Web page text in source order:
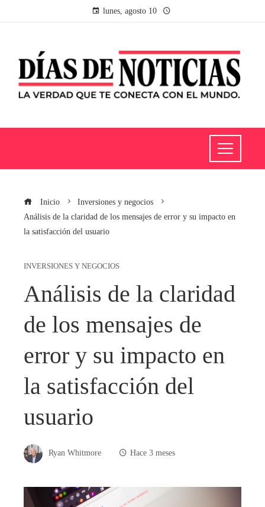
lunes, agosto 10
Inicio
Inversiones y negocios
Análisis de la claridad de los mensajes de error y su impacto en
la satisfacción del usuario
INVERSIONES Y NEGOCIOS
Análisis de la claridad
de los mensajes de
error y su impacto en
la satisfacción del
usuario
Ryan Whitmore Hace 3 meses